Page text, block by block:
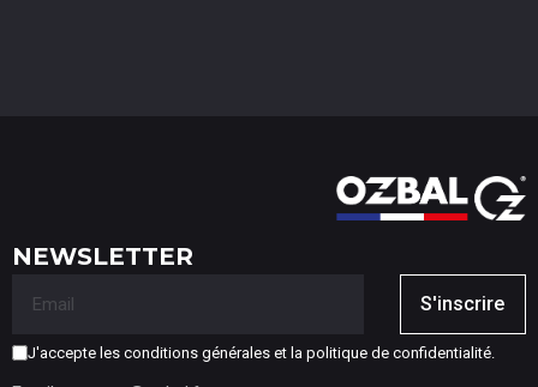
NEWSLETTER
S'inscrire
J'accepte les conditions générales et la politique de confidentialité.